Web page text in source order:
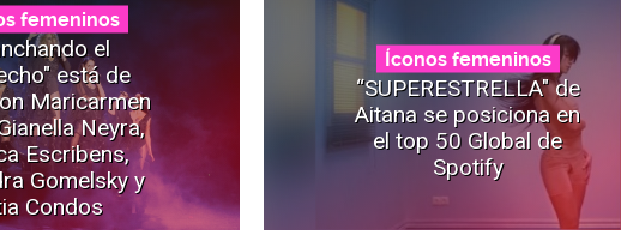
femeninos
el
está de
Maricarmen
Neyra,
Escribens,
Gomelsky y
Condos
Íconos femeninos
“SUPERESTRELLA" de
Aitana se posiciona en
el top 50 Global de
Spotify